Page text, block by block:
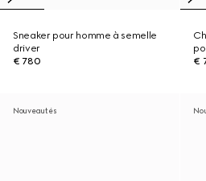
Sneaker pour homme à semelle
driver
€ 780
€
Nouveautés